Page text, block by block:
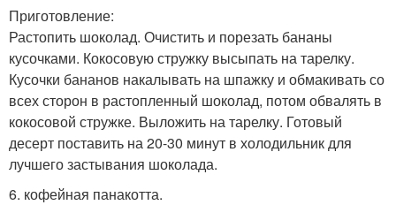
Приготовление:
Растопить шоколад. Очистить и порезать бананы
кусочками. Кокосовую стружку высыпать на тарелку.
Кусочки бананов накалывать на шпажку и обмакивать со
всех сторон в растопленный шоколад, потом обвалять в
кокосовой стружке. Выложить на тарелку. Готовый
десерт поставить на 20-30 минут в холодильник для
лучшего застывания шоколада.
6. кофейная панакотта.